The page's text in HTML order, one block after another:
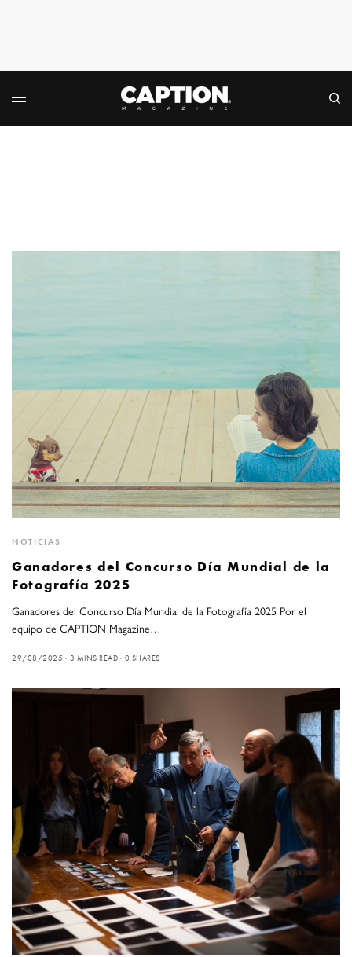
NOTICIAS
Ganadores del Concurso Día Mundial de la
Fotografía 2025
Ganadores del Concurso Día Mundial de la Fotografía 2025 Por el
equipo de CAPTION Magazine…
29/08/2025 3 MINS READ 0 SHARES